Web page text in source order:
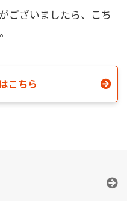
ございましたら、こち
こちら